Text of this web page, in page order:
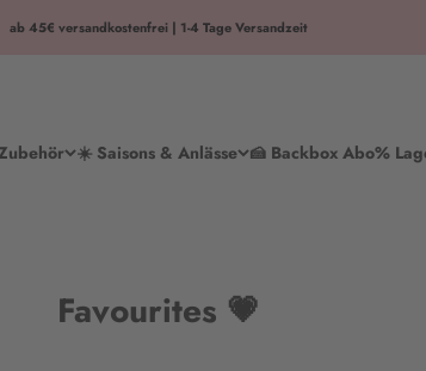
ab 45€ versandkostenfrei | 1-4 Tage Versandzeit
☀️ Saisons & Anlässe 🍰 Backbox Abo%
Favourites 💗